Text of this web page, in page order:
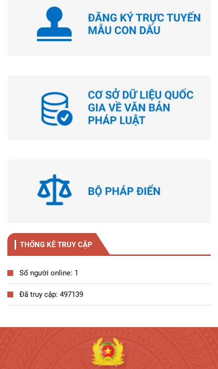
THỐNG KÊ TRUY CẬP
Số người online: 1
Đã truy cập: 497139